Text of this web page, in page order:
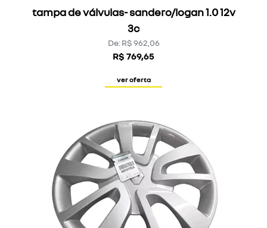
tampa de válvulas- sandero/logan 1.0 12v
3c
De: R$ 962,06
R$ 769,65
ver oferta